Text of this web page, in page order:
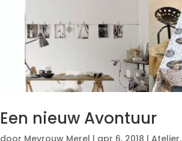
Een nieuw Avontuur
door Mevrouw Merel | apr 6, 2018 |Atelier,